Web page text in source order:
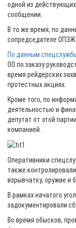
одной из действующих
сообщении.
В то же время, по
сопредседателе
По данным
ОО по заказу
время рейдерских
протестных акциях.
Кроме того, по
деятельностью и
депутат от этой
компанией.
Оперативники
также
взрывчатку, оружие и
В рамках начатого
задокументировали
Во время обысков,